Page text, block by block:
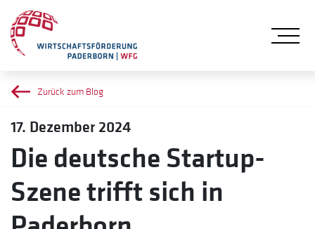
Zurück zum Blog
17. Dezember 2024
Die deutsche Startup-
Szene trifft sich in